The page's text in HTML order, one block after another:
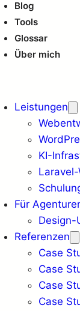
Blog
Tools
Glossar
Über mich
Leistungen
KI-
Für
Design-
Referenzen
Case
Case
Case
Case